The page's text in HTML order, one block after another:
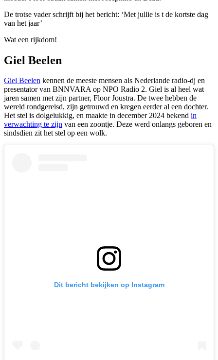
De trotse vader schrijft bij het bericht: ‘Met jullie is t de kortste dag
van het jaar’
Wat een rijkdom!
Giel Beelen
Giel Beelen kennen de meeste mensen als Nederlande radio-dj en
presentator van BNNVARA op NPO Radio 2. Giel is al heel wat
jaren samen met zijn partner, Floor Joustra. De twee hebben de
wereld rondgereisd, zijn getrouwd en kregen eerder al een dochter.
Het stel is dolgelukkig, en maakte in december 2024 bekend in
verwachting te zijn van een zoontje. Deze werd onlangs geboren en
sindsdien zit het stel op een wolk.
Dit bericht bekijken op Instagram